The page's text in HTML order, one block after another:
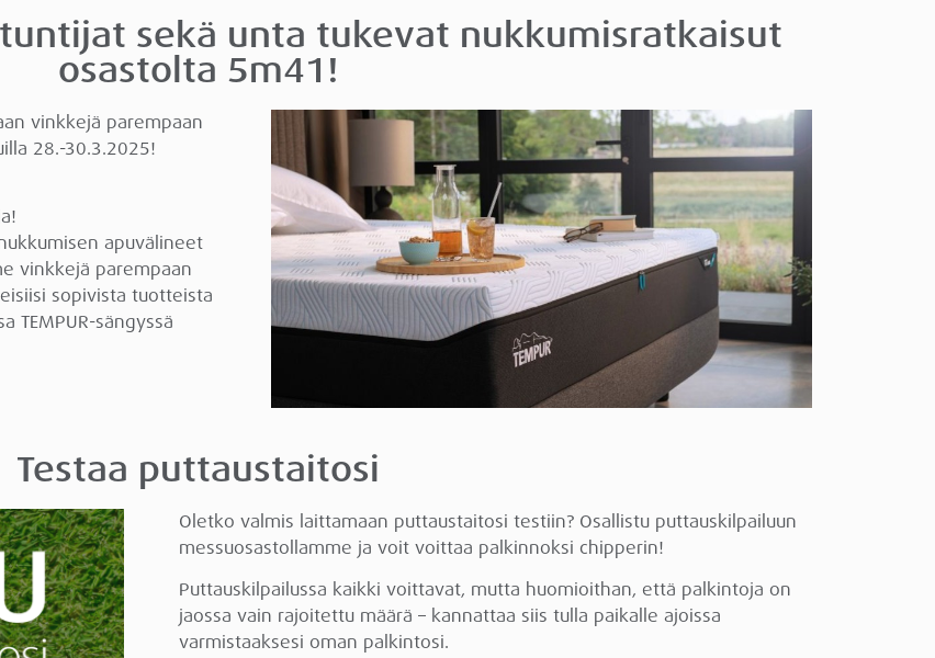
sekä unta tukevat nukkumisratkaisut
osastolta 5m41!
vinkkejä parempaan
28.-30.3.2025!
apuvälineet
vinkkejä parempaan
sopivista tuotteista
TEMPUR-sängyssä
Testaa puttaustaitosi
Oletko valmis laittamaan puttaustaitosi testiin? Osallistu puttauskilpailuun
messuosastollamme ja voit voittaa palkinnoksi chipperin!
Puttauskilpailussa kaikki voittavat, mutta huomioithan, että palkintoja on
jaossa vain rajoitettu määrä – kannattaa siis tulla paikalle ajoissa
varmistaaksesi oman palkintosi.